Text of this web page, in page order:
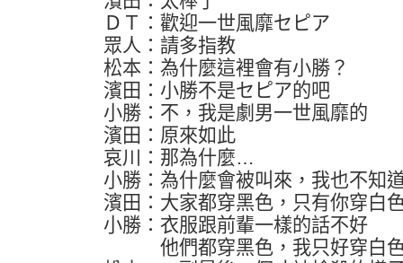
ＤＴ：歡迎一世風靡セピア
眾人：請多指教
松本：為什麼這裡會有小勝？
濱田：小勝不是セピア的吧
小勝：不，我是劇男一世風靡的
濱田：原來如此
哀川：那為什麼…
小勝：為什麼會被叫來，我也不知
濱田：大家都穿黑色，只有你穿白
小勝：衣服跟前輩一樣的話不好
他們都穿黑色，我只好穿白